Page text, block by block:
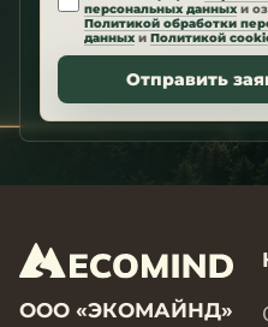
персональных данных и
Политикой обработки
данных и Политикой
Отправить
ООО «ЭКОМАЙНД»